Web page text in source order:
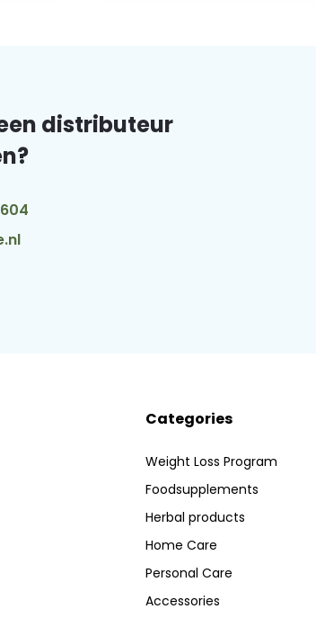
distributeur
Categories
Weight Loss Program
Foodsupplements
Herbal products
Home Care
Personal Care
Accessories